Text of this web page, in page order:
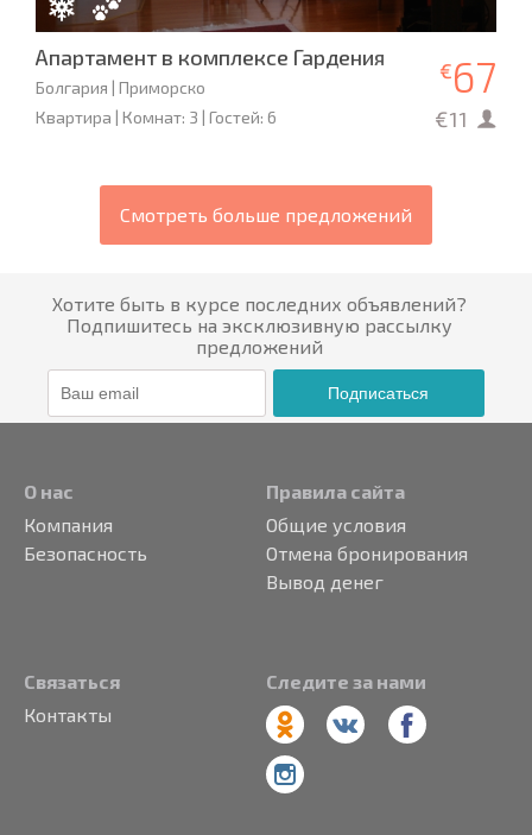
Апартамент в комплексе Гардения
Болгария | Приморско
Квартира | Комнат: 3 | Гостей: 6
€67
€11
Смотреть больше предложений
Хотите быть в курсе последних объявлений?
Подпишитесь на эксклюзивную рассылку
предложений
Подписаться
О нас
Компания
Безопасность
Правила сайта
Общие условия
Отмена бронирования
Вывод денег
Связаться
Контакты
Следите за нами